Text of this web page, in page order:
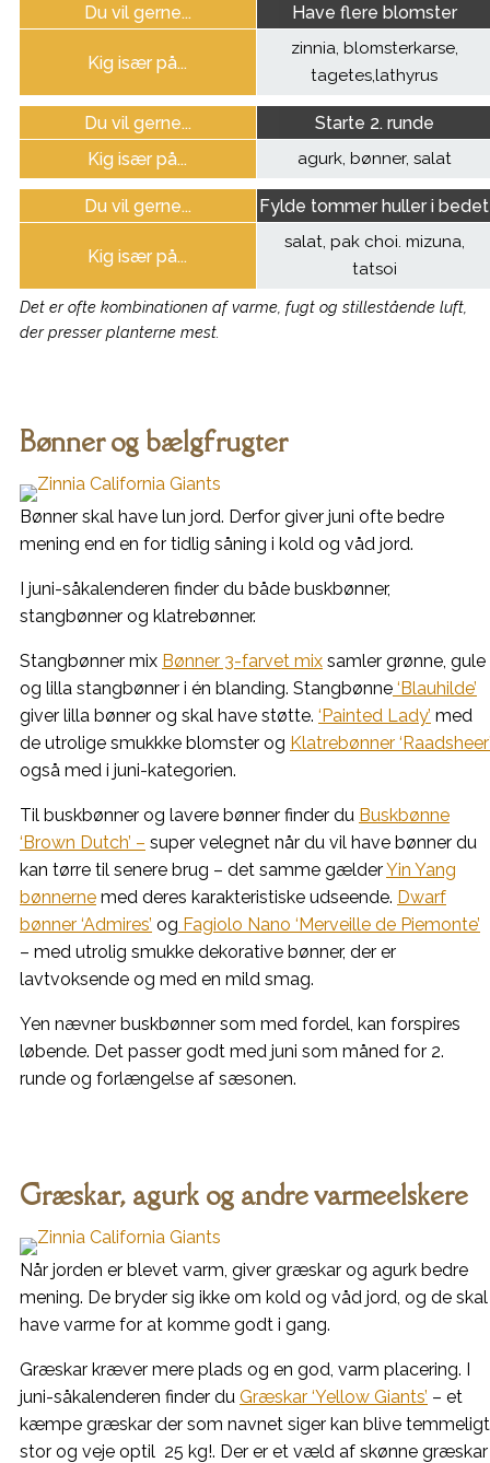
Du vil gerne...
Kig især på...
Have flere blomster
zinnia, blomsterkarse,
tagetes,lathyrus
Du vil gerne...
Kig især på...
Starte 2. runde
agurk, bønner, salat
Du vil gerne...
Kig især på...
Fylde tommer huller i bedet
salat, pak choi. mizuna,
tatsoi
Det er ofte kombinationen af varme, fugt og stillestående luft,
der presser planterne mest.
Bønner og bælgfrugter
Bønner skal have lun jord. Derfor giver juni ofte bedre
mening end en for tidlig såning i kold og våd jord.
I juni-såkalenderen finder du både buskbønner,
stangbønner og klatrebønner.
Stangbønner mix Bønner 3-farvet mix samler grønne, gule
og lilla stangbønner i én blanding. Stangbønne ‘Blauhilde’
giver lilla bønner og skal have støtte. ‘Painted Lady’ med
de utrolige smukkke blomster og Klatrebønner
også med i juni-kategorien.
Til buskbønner og lavere bønner finder du Buskbønne
‘Brown Dutch’ – super velegnet når du vil have bønner du
kan tørre til senere brug – det samme gælderYin Yang
bønnerne med deres karakteristiske udseende. Dwarf
bønner ‘Admires’ og Fagiolo Nano ‘Merveille de Piemonte’
– med utrolig smukke dekorative bønner, der er
lavtvoksende og med en mild smag.
Yen nævner buskbønner som med fordel, kan forspires
løbende. Det passer godt med juni som måned for 2.
runde og forlængelse af sæsonen.
Græskar, agurk og andre varmeelskere
Når jorden er blevet varm, giver græskar og agurk bedre
mening. De bryder sig ikke om kold og våd jord, og de skal
have varme for at komme godt i gang.
Græskar kræver mere plads og en god, varm placering. I
juni-såkalenderen finder du Græskar ‘Yellow Giants’ – et
kæmpe græskar der som navnet siger kan blive temmeligt
stor og veje optil 25 kg!. Der er et væld af skønne græskar